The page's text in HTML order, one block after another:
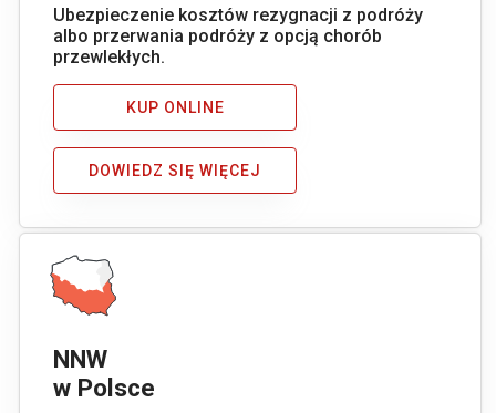
Ubezpieczenie kosztów rezygnacji z podróży
albo przerwania podróży z opcją chorób
przewlekłych.
KUP ONLINE
DOWIEDZ SIĘ WIĘCEJ
NNW
w Polsce